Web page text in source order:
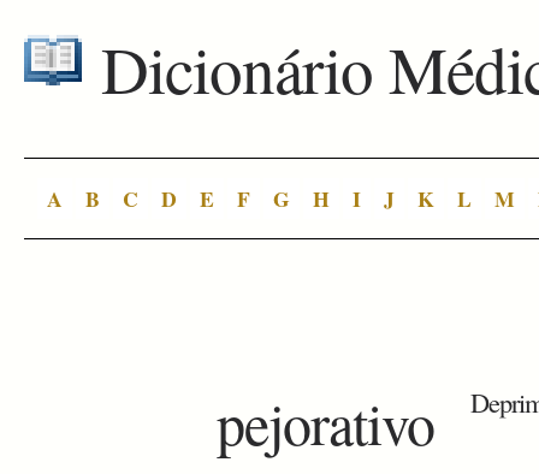
Dicionário
A B C D E F G H I J K L M
pejorativo